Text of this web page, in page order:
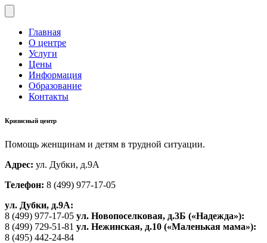
Главная
О центре
Услуги
Цены
Информация
Образование
Контакты
Кризисный центр
Помощь женщинам и детям в трудной ситуации.
Адрес: ул. Дубки, д.9А
Телефон: 8 (499) 977-17-05
ул. Дубки, д.9А:
8 (499) 977-17-05 ул. Новопоселковая, д.3Б («Надежда»):
8 (499) 729-51-81 ул. Нежинская, д.10 («Маленькая мама»):
8 (495) 442-24-84